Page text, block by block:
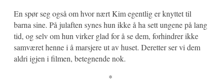
En spør seg også om hvor nært Kim egentlig er knyttet til
barna sine. På julaften synes hun ikke å ha sett ungene på lang
tid, og selv om hun virker glad for å se dem, forhindrer ikke
samværet henne i å marsjere ut av huset. Deretter ser vi dem
aldri igjen i filmen, betegnende nok.
*